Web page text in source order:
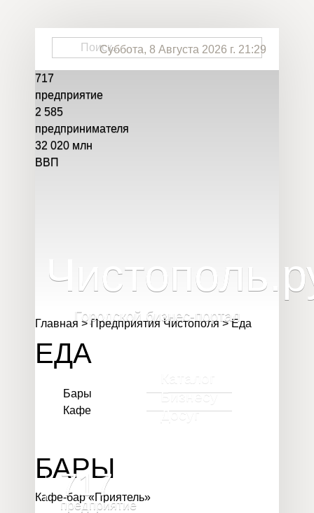
Суббота, 8 Августа 2026 г. 21:29
717
предприятие
2 585
предпринимателя
32 020 млн
ВВП
Чистополь
Городской бизнес-портал
Каталог
Бизнесу
Досуг
717
предприятие
Главная > Предприятия Чистополя > Еда
ЕДА
Бары
Кафе
БАРЫ
Кафе-бар «Приятель»